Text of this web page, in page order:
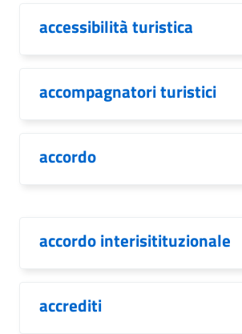
accessibilità turistica
accompagnatori turistici
accordo
accordo interisitituzionale
accrediti